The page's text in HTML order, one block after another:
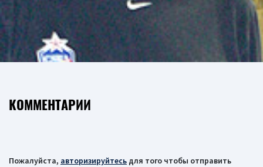
КОММЕНТАРИИ
Пожалуйста, авторизируйтесь для того чтобы отправить